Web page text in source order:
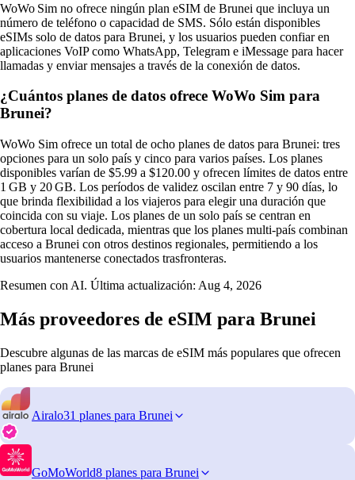
WoWo Sim no ofrece ningún plan eSIM de Brunei que incluya un
número de teléfono o capacidad de SMS. Sólo están disponibles
eSIMs solo de datos para Brunei, y los usuarios pueden confiar en
aplicaciones VoIP como WhatsApp, Telegram e iMessage para hacer
llamadas y enviar mensajes a través de la conexión de datos.
¿Cuántos planes de datos ofrece WoWo Sim para
Brunei?
WoWo Sim ofrece un total de ocho planes de datos para Brunei: tres
opciones para un solo país y cinco para varios países. Los planes
disponibles varían de $5.99 a $120.00 y ofrecen límites de datos entre
1 GB y 20 GB. Los períodos de validez oscilan entre 7 y 90 días, lo
que brinda flexibilidad a los viajeros para elegir una duración que
coincida con su viaje. Los planes de un solo país se centran en
cobertura local dedicada, mientras que los planes multi-país combinan
acceso a Brunei con otros destinos regionales, permitiendo a los
usuarios mantenerse conectados trasfronteras.
Resumen con AI. Última actualización: Aug 4, 2026
Más proveedores de eSIM para Brunei
Descubre algunas de las marcas de eSIM más populares que ofrecen
planes para Brunei
Airalo31 planes para Brunei
GoMoWorld8 planes para Brunei